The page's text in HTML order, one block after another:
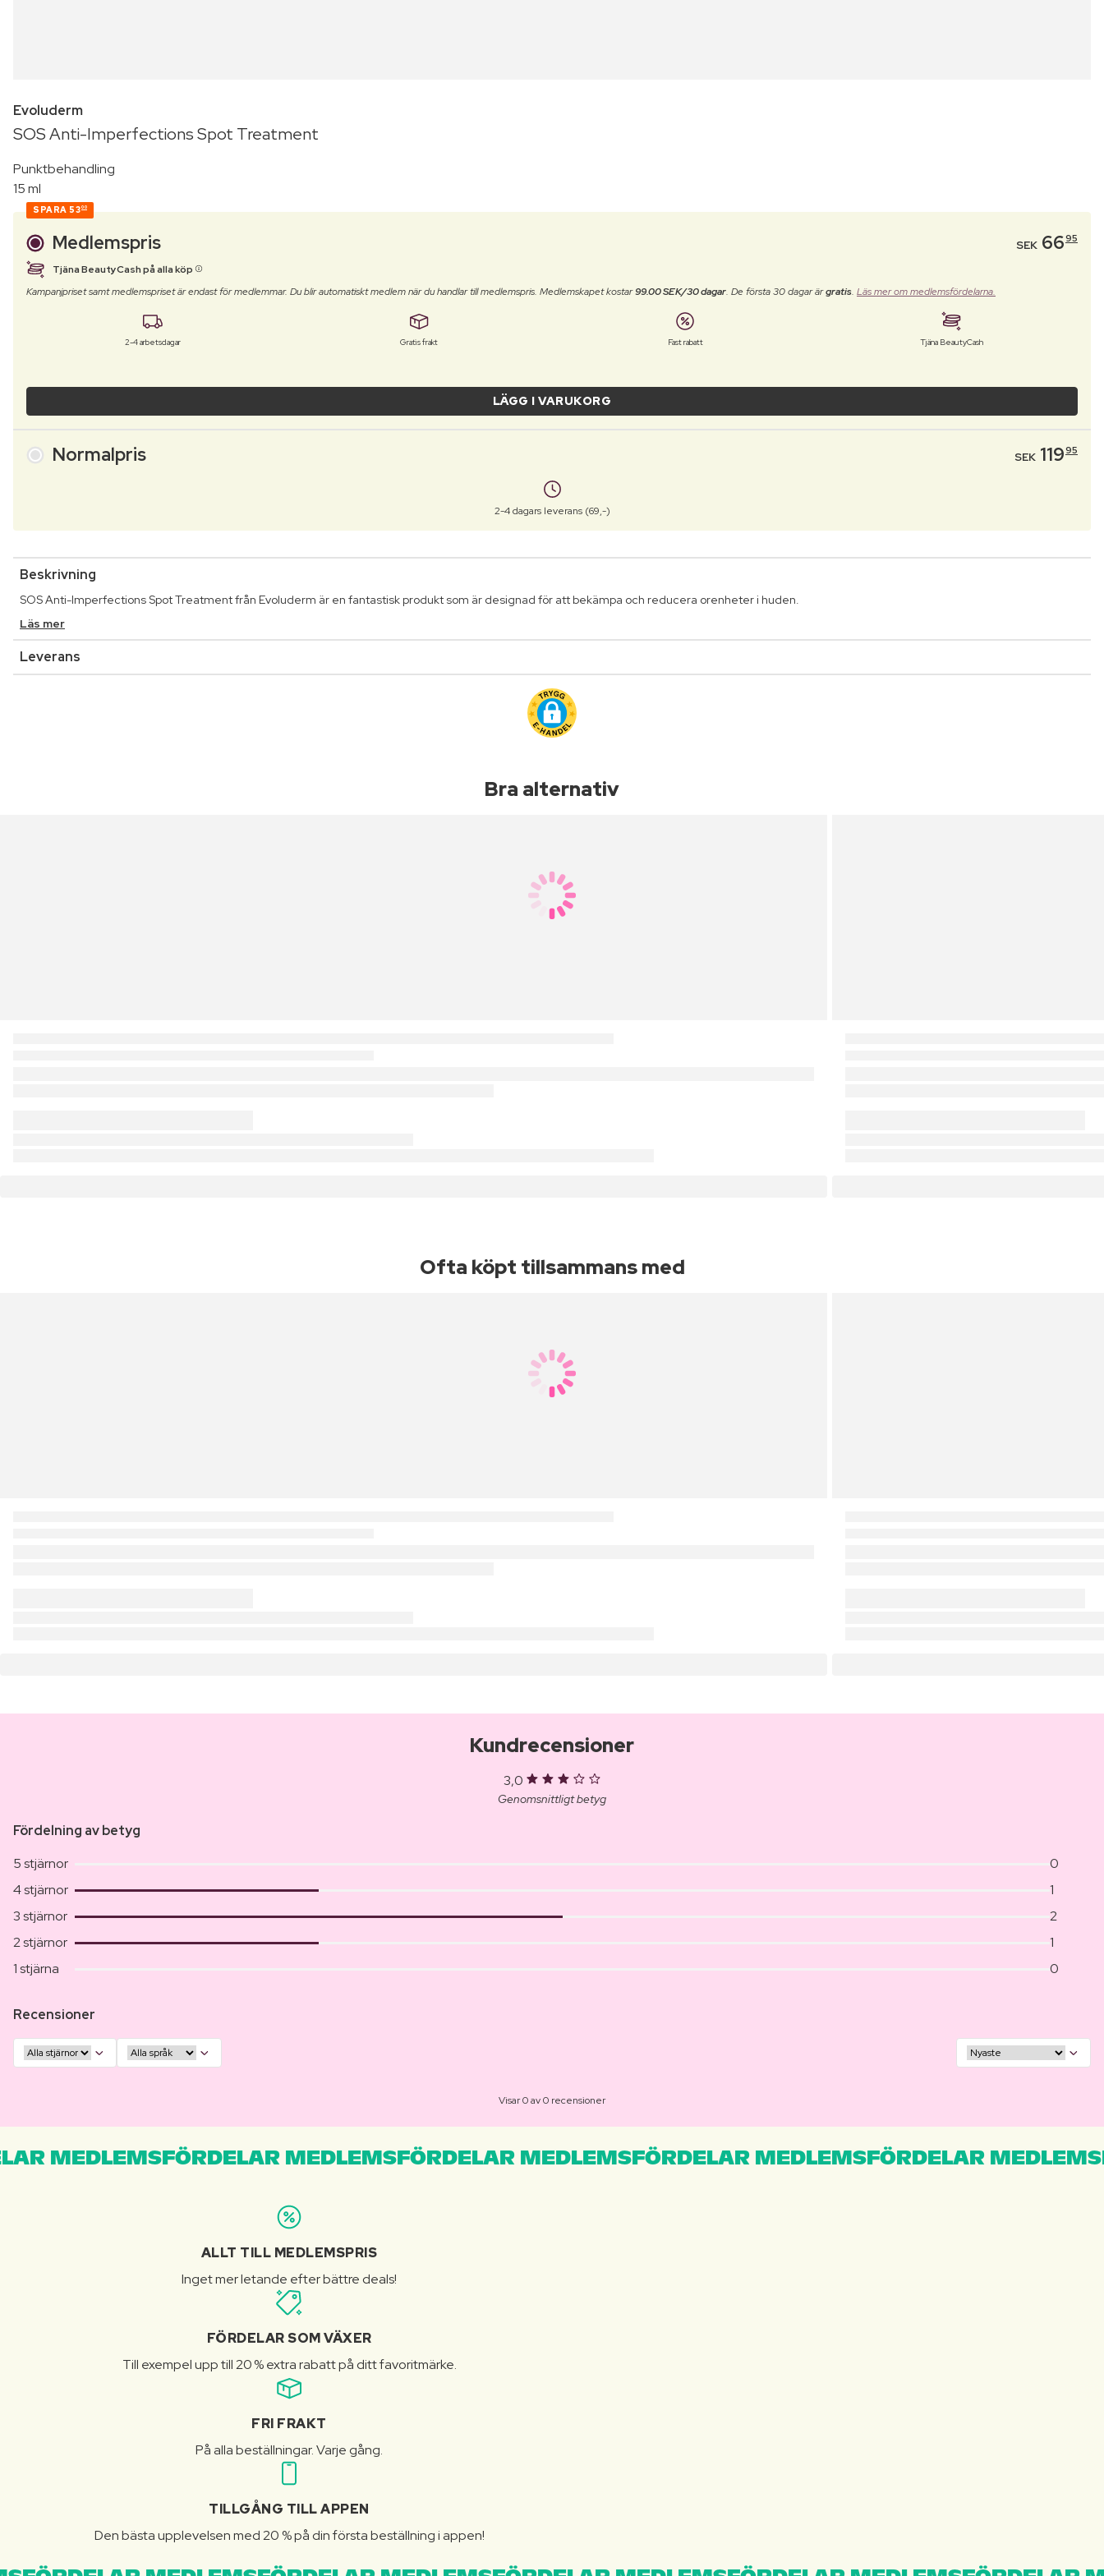
Evoluderm
SOS Anti-Imperfections Spot Treatment
Punktbehandling
15 ml
SPARA 5300
Medlemspris SEK 6695
Tjäna BeautyCash på alla köp
Kampanjpriset samt medlemspriset är endast för medlemmar. Du blir automatiskt medlem när du handlar till medlemspris. Medlemskapet kostar99.00 SEK/30 dagar. De första 30 dagar ärgratis. Läs mer om medlemsfördelarna.
2-4 arbetsdagar Gratis frakt Fast rabatt Tjäna BeautyCash
LÄGG I VARUKORG
Normalpris SEK 11995
2-4 dagars leverans (69,-)
Beskrivning
SOS Anti-Imperfections Spot Treatment från Evoluderm är en fantastisk produkt som är designad för att bekämpa och reducera orenheter i huden.
Läs mer
Leverans
Bra alternativ
Ofta köpt tillsammans med
Kundrecensioner
3,0
Genomsnittligt betyg
Fördelning av betyg
5 stjärnor
0
4 stjärnor
1
3 stjärnor
2
2 stjärnor
1
1 stjärna
0
Recensioner
Visar 0 av 0 recensioner
MEDLEMSFÖRDELAR MEDLEMSFÖRDELAR MEDLEMSFÖRDELAR MEDLEMSFÖRDELAR
ALLT TILL MEDLEMSPRIS
Inget mer letande efter bättre deals!
FÖRDELAR SOM VÄXER
Till exempel upp till 20 % extra rabatt på ditt favoritmärke.
FRI FRAKT
På alla beställningar. Varje gång.
TILLGÅNG TILL APPEN
Den bästa upplevelsen med 20 % på din första beställning i appen!